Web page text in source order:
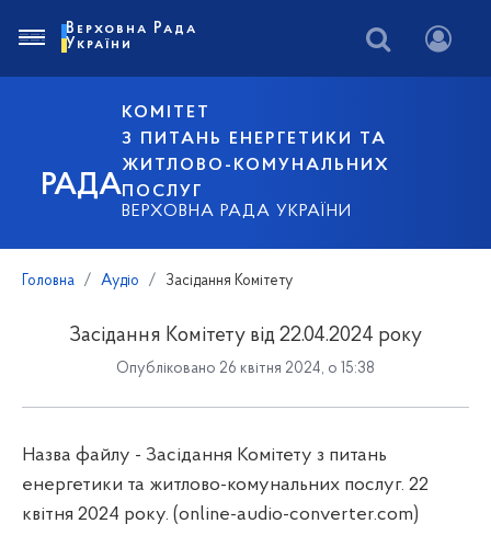
РАДА
КОМІТЕТ
З ПИТАНЬ ЕНЕРГЕТИКИ ТА
ЖИТЛОВО-КОМУНАЛЬНИХ
ПОСЛУГ
ВЕРХОВНА РАДА УКРАЇНИ
Верховна Рада
України
Головна Аудіо Засідання Комітету
Засідання Комітету від 22.04.2024 року
Опубліковано 26 квітня 2024, о 15:38
Назва файлу - Засідання Комітету з питань
енергетики та житлово-комунальних послуг. 22
квітня 2024 року. (online-audio-converter.com)